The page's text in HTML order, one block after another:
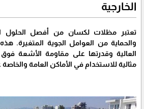
الخارجية
تعتبر مظلات لكسان من أفصل الحلول
والحماية من العوامل الجوية المتغيرة.
العالية وقدرتها على مقاومة الأشعة
مثالية للاستخدام في الأماكن العامة